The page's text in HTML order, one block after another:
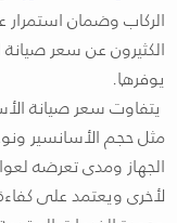
الركاب وضمان استمرار
الكثيرون عن سعر
يوفرها.
يتفاوت سعر صيانة
مثل حجم الأسانسير
الجهاز ومدى تعرضه
لأخرى ويعتمد على